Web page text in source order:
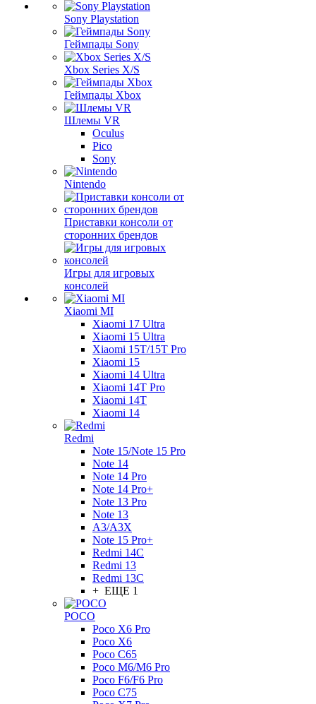
Sony Playstation
Геймпады Sony
Xbox Series X/S
Геймпады Xbox
Шлемы VR
Oculus
Pico
Sony
Nintendo
Приставки консоли от
сторонних брендов
Игры для игровых
консолей
Xiaomi MI
Xiaomi 17 Ultra
Xiaomi 15 Ultra
Xiaomi 15T/15T Pro
Xiaomi 15
Xiaomi 14 Ultra
Xiaomi 14T Pro
Xiaomi 14T
Xiaomi 14
Redmi
Note 15/Note 15 Pro
Note 14
Note 14 Pro
Note 14 Pro+
Note 13 Pro
Note 13
A3/A3X
Note 15 Pro+
Redmi 14C
Redmi 13
Redmi 13C
+ ЕЩЕ 1
POCO
Poco X6 Pro
Poco X6
Poco C65
Poco M6/M6 Pro
Poco F6/F6 Pro
Poco C75